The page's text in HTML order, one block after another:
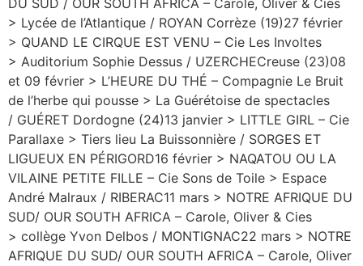
DU SUD / OUR SOUTH AFRICA – Carole, Oliver & Cies
> Lycée de l’Atlantique / ROYAN Corrèze (19)27 février
> QUAND LE CIRQUE EST VENU – Cie Les Involtes
> Auditorium Sophie Dessus / UZERCHECreuse (23)08
et 09 février > L’HEURE DU THÉ – Compagnie Le Bruit
de l’herbe qui pousse > La Guérétoise de spectacles
/ GUÉRET Dordogne (24)13 janvier > LITTLE GIRL – Cie
Parallaxe > Tiers lieu La Buissonnière / SORGES ET
LIGUEUX EN PÉRIGORD16 février > NAQATOU OU LA
VILAINE PETITE FILLE – Cie Sons de Toile > Espace
André Malraux / RIBERAC11 mars > NOTRE AFRIQUE DU
SUD/ OUR SOUTH AFRICA – Carole, Oliver & Cies
> collège Yvon Delbos / MONTIGNAC22 mars > NOTRE
AFRIQUE DU SUD/ OUR SOUTH AFRICA – Carole, Oliver